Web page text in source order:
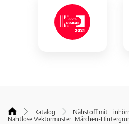
Katalog Nähstoff mit
Nahtlose Vektormuster. Märchen-